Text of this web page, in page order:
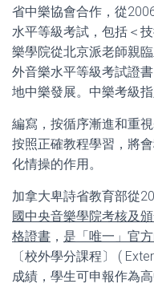
省中樂協會合作，從
水平等級考試，包括＜
樂學院從北京派老師親
外音樂水平等級考試證
地中樂發展。中樂考級
編寫，按循序漸進和重
按照正確教程學習，將
化情操的作用。
加拿大卑詩省教育部從
國中央音樂學院考核及
格證書 ， 是「唯一」官
〔校外學分課程〕 (
成績，學生可申報作為